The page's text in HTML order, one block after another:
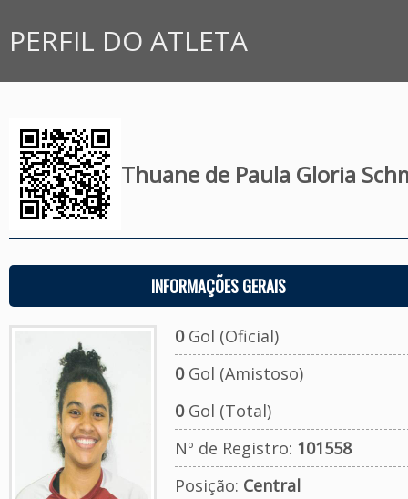
PERFIL DO ATLETA
Thuane de Paula Gloria
INFORMAÇÕES GERAIS
0Gol (Oficial)
0Gol (Amistoso)
0Gol (Total)
Nº de Registro: 101558
Posição: Central